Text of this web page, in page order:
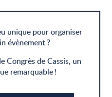
unique pour organiser
évènement ?
Congrès de Cassis, un
remarquable !